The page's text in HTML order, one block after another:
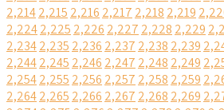
2,2142,215 2,216 2,217 2,218 2,219
2,2242,225 2,226 2,227 2,228 2,229
2,2342,235 2,236 2,237 2,238 2,239
2,2442,245 2,246 2,247 2,248 2,249
2,2542,255 2,256 2,257 2,258 2,259
2,2642,265 2,266 2,267 2,268 2,269